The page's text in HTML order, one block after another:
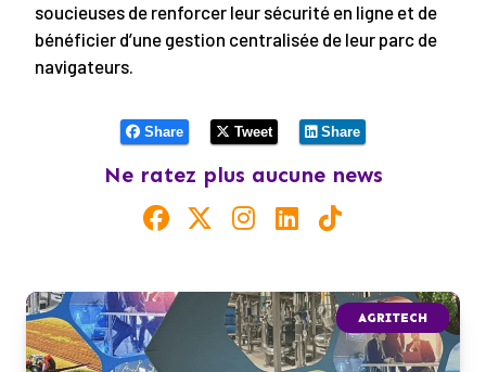
soucieuses de renforcer leur sécurité en ligne et de
bénéficier d’une gestion centralisée de leur parc de
navigateurs.
Share Tweet Share
Ne ratez plus aucune news
AGRITECH